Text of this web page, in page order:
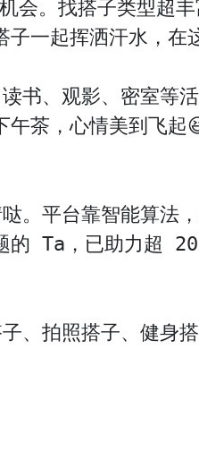
会。找搭子类型超
一起挥洒汗水，在
书、观影、密室等
午茶，心情美到飞
。平台靠智能算法
的 Ta，已助力超
、拍照搭子、健身